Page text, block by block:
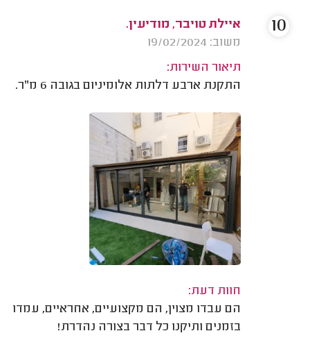
איילת טויבר, מודיעין.
משוב: 19/02/2024
תיאור השירות:
התקנת ארבע דלתות אלומיניום בגובה 6 מ"ר.
חוות דעת:
הם עבדו מצוין, הם מקצועיים, אחראיים, עמדו
בזמנים ותיקנו כל דבר בצורה נהדרת!
10